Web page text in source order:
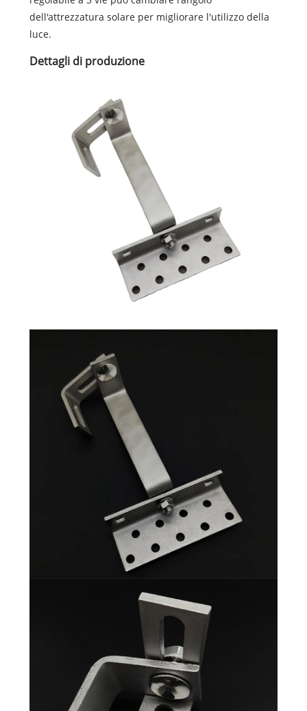
dell'attrezzatura solare per migliorare l'utilizzo della
luce.
Dettagli di produzione